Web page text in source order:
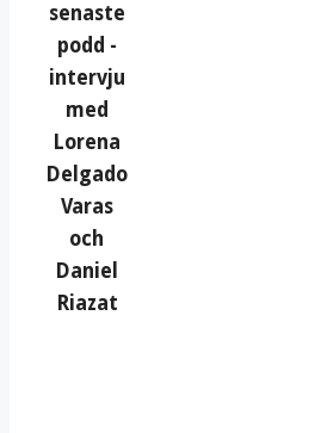
senaste
podd -
intervju
med
Lorena
Delgado
Varas
och
Daniel
Riazat